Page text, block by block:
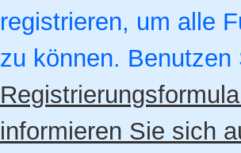
registrieren, um alle
zu können. Benutzen
informieren Sie sich